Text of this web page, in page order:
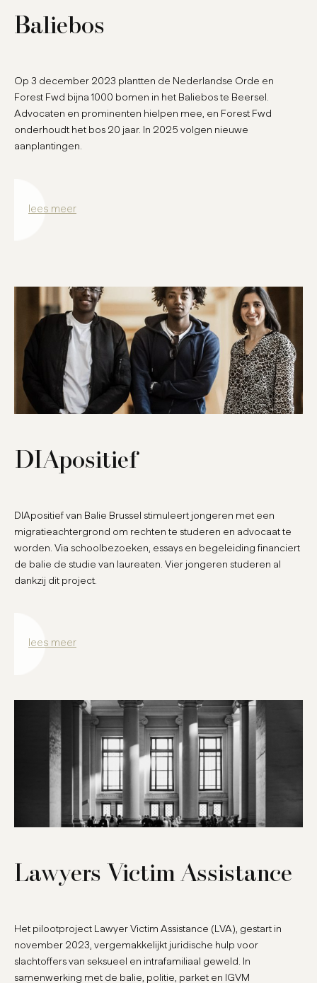
Baliebos
Op 3 december 2023 plantten de Nederlandse Orde en
Forest Fwd bijna 1000 bomen in het Baliebos te Beersel.
Advocaten en prominenten hielpen mee, en Forest Fwd
onderhoudt het bos 20 jaar. In 2025 volgen nieuwe
aanplantingen.
lees meer
DIApositief
DIApositief van Balie Brussel stimuleert jongeren met een
migratieachtergrond om rechten te studeren en advocaat te
worden. Via schoolbezoeken, essays en begeleiding financiert
de balie de studie van laureaten. Vier jongeren studeren al
dankzij dit project.
lees meer
Lawyers Victim Assistance
Het pilootproject Lawyer Victim Assistance (LVA), gestart in
november 2023, vergemakkelijkt juridische hulp voor
slachtoffers van seksueel en intrafamiliaal geweld. In
samenwerking met de balie, politie, parket en IGVM